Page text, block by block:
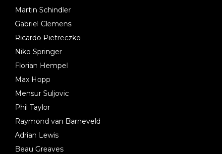
Martin Schindler
Gabriel Clemens
Ricardo Pietreczko
Niko Springer
Florian Hempel
Max Hopp
Mensur Suljovic
Phil Taylor
Raymond van Barneveld
Adrian Lewis
Beau Greaves